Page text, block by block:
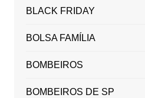
BLACK FRIDAY
BOLSA FAMÍLIA
BOMBEIROS
BOMBEIROS DE SP